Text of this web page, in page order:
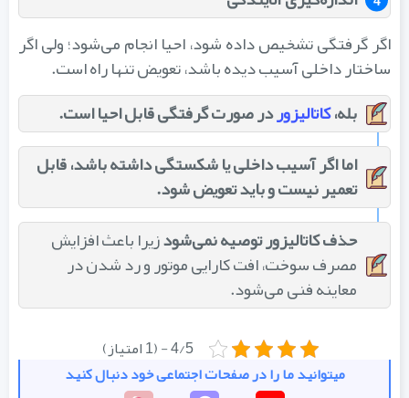
اگر گرفتگی تشخیص داده شود، احیا انجام می‌شود؛ ولی اگر
ساختار داخلی آسیب دیده باشد، تعویض تنها راه است.
بله،کاتالیزوردر صورت گرفتگی قابل احیا است.
اما اگر آسیب داخلی یا شکستگی داشته باشد، قابل
تعمیر نیست و باید تعویض شود.
حذف کاتالیزور توصیه نمی‌شودزیرا باعث افزایش
مصرف سوخت، افت کارایی موتور و رد شدن در
معاینه فنی می‌شود.
4/5 - (1 امتیاز)
میتوانید ما را در صفحات اجتماعی خود دنبال کنید